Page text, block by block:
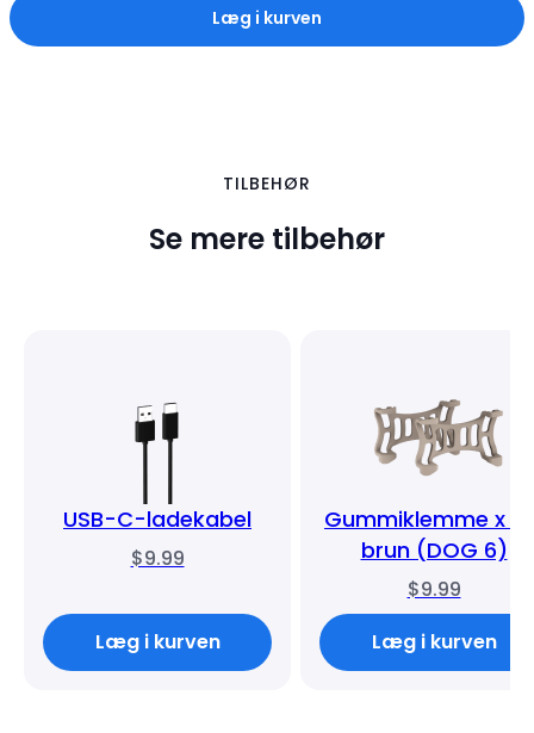
Læg i kurven
TILBEHØR
Se mere tilbehør
USB-C-ladekabel
$9.99
Læg i kurven
Gummiklemme x 2
brun (DOG 6)
$9.99
Læg i kurven